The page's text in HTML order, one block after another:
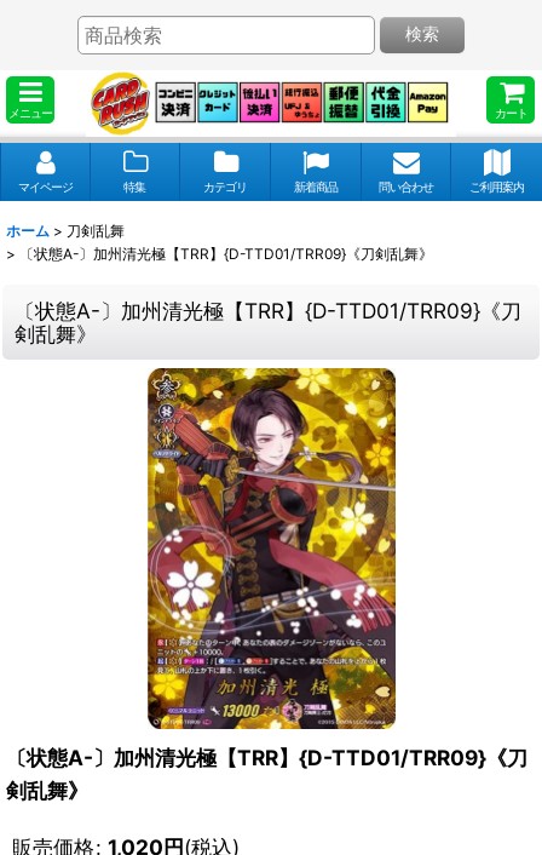
メニュー カート
検索
マイページ 特集 カテゴリ 新着商品 問い合わせ ご利用案内
ホーム > 刀剣乱舞
>
〔状態A-〕加州清光極【TRR】{D-TTD01/TRR09}《刀剣乱舞》
〔状態A-〕加州清光極【TRR】{D-TTD01/TRR09}《刀
剣乱舞》
〔状態A-〕加州清光極【TRR】{D-TTD01/TRR09}《刀
剣乱舞》
販売価格: 1,020円(税込)